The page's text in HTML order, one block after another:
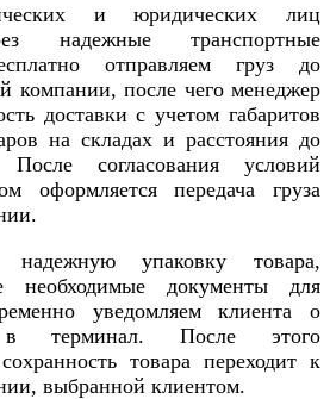
и юридических лиц
надежные транспортные
отправляем груз до
компании, после чего менеджер
доставки с учетом габаритов
на складах и расстояния до
После согласования условий
оформляется передача груза
упаковку товара,
необходимые документы для
уведомляем клиента о
в терминал. После этого
товара переходит к
выбранной клиентом.